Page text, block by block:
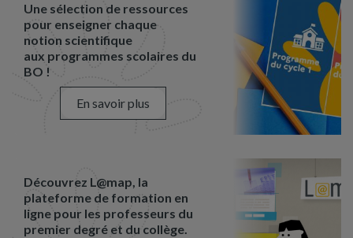
Une sélection de ressources
pour enseigner chaque
notion scientifique
aux programmes scolaires du
BO !
En savoir plus
Découvrez L@map, la
plateforme de formation en
ligne pour les professeurs du
premier degré et du collège.